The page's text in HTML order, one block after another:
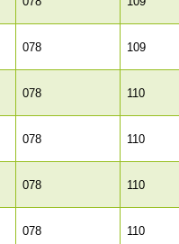
078 109
078 110
078 110
078 110
078 110